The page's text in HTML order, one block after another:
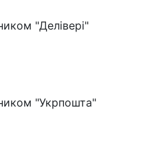
"Делівері"
"Укрпошта"